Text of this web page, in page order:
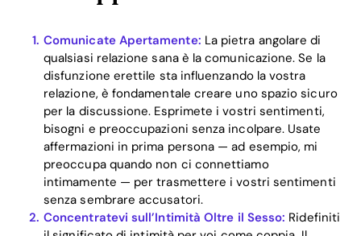
Home
Blog
Comunicate Apertamente: La pietra angolare di
qualsiasi relazione sana è la comunicazione. Se la
disfunzione erettile sta influenzando la vostra
relazione, è fondamentale creare uno spazio sicuro
per la discussione. Esprimete i vostri sentimenti,
bisogni e preoccupazioni senza incolpare. Usate
affermazioni in prima persona — ad esempio, mi
preoccupa quando non ci connettiamo
intimamente — per trasmettere i vostri sentimenti
senza sembrare accusatori.
Concentratevi sull’Intimità Oltre il Sesso: Ridefiniti